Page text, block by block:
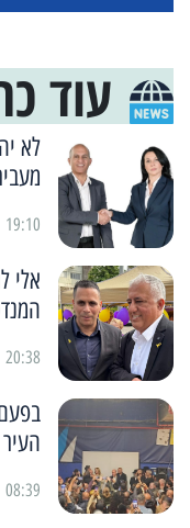
עוד
לא
19:10 | 05/03/2024
אלי
20:38 | 28/02/2024
08:39 | 28/02/2024